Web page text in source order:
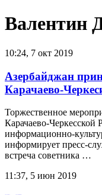
Валентин
10:24, 7 окт 2019
Азербайджан
Карачаево-
Торжественное
Карачаево-Черкесской
информационно-
информирует пресс-
встреча советника …
11:37, 5 июн 2019